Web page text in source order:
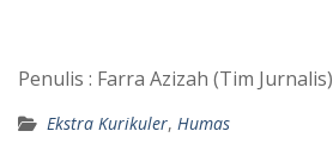
Penulis : Farra Azizah (Tim Jurnalis)
Ekstra Kurikuler, Humas